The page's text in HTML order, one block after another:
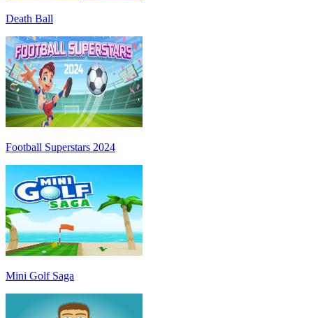
Death Ball
Football Superstars 2024
Mini Golf Saga